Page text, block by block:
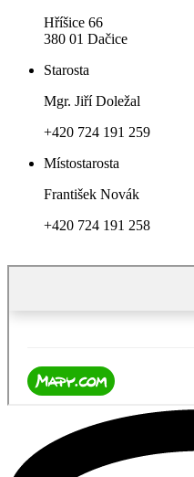
Hříšice 66
380 01 Dačice
Starosta
Mgr. Jiří Doležal
+420 724 191 259
Místostarosta
František Novák
+420 724 191 258